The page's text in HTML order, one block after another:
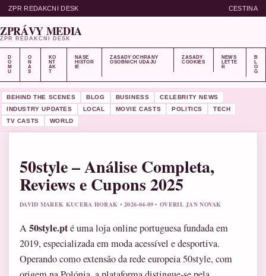
ZPR REDAKCNI DESK CESTINA
ZPRÁVY MEDIA
ZPR REDAKCNI DESK
D
O
M
U
O
N
A
S
KO
NT
AK
T
NASE
HISTOR
IE
ZASADY OCHRANY
OSOBNICH UDAJU
ZASADY
COOKIES
NEWS
LETTE
R
B
L
O
G
BEHIND THE SCENES BLOG BUSINESS
CELEBRITY NEWS
INDUSTRY UPDATES
LOCAL MOVIE CASTS POLITICS
TECH
TV CASTS
WORLD
50style – Análise Completa,
Reviews e Cupons 2025
DAVID MAREK KUCERA HORAK • 2026-04-09 • OVERIL JAN NOVAK
A50style.pté uma loja online portuguesa fundada em
2019, especializada em moda acessível e desportiva.
Operando como extensão da rede europeia 50style, com